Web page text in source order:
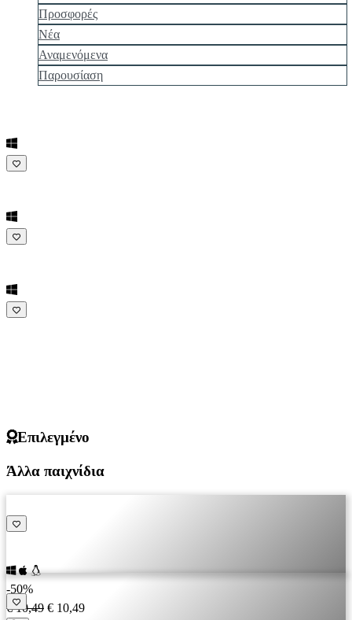
Προσφορές
Νέα
Αναμενόμενα
Παρουσίαση
Επιλεγμένο
Άλλα παιχνίδια
-50%
€ 10,49 € 10,49